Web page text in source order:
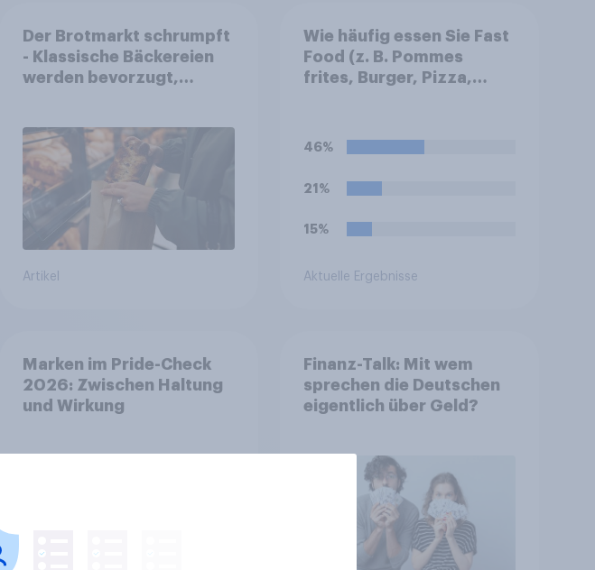
Der Brotmarkt schrumpft
- Klassische Bäckereien
werden bevorzugt,
Backstationen
Artikel
Wie häufig essen Sie Fast
Food (z. B. Pommes
frites, Burger, Pizza,
46%
21%
15%
Aktuelle Ergebnisse
Marken im Pride-Check
2026: Zwischen Haltung
und Wirkung
Finanz-Talk: Mit wem
sprechen die Deutschen
eigentlich über Geld?